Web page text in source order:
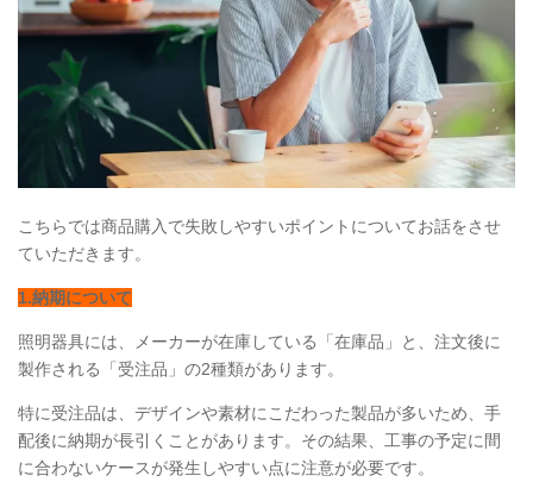
こちらでは商品購入で失敗しやすいポイントについてお話をさせ
ていただきます。
1.納期について
照明器具には、メーカーが在庫している「在庫品」と、注文後に
製作される「受注品」の2種類があります。
特に受注品は、デザインや素材にこだわった製品が多いため、手
配後に納期が長引くことがあります。その結果、工事の予定に間
に合わないケースが発生しやすい点に注意が必要です。